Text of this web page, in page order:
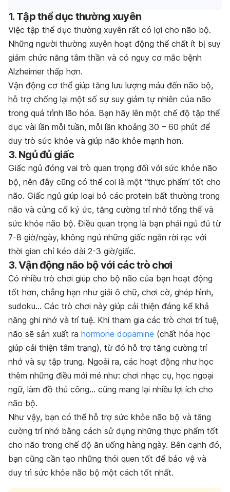
1. Tập thể dục thường xuyên
Việc tập thể dục thường xuyên rất có lợi cho não bộ.
Những người thường xuyên hoạt động thể chất ít bị suy
giảm chức năng tâm thần và có nguy cơ mắc bệnh
Alzheimer thấp hơn.
Vận động cơ thể giúp tăng lưu lượng máu đến não bộ,
hỗ trợ chống lại một số sự suy giảm tự nhiên của não
trong quá trình lão hóa. Bạn hãy lên một chế độ tập thể
dục vài lần mỗi tuần, mỗi lần khoảng 30 – 60 phút để
duy trò sức khỏe và giúp não khỏe mạnh hơn.
3. Ngủ đủ giấc
Giấc ngủ đóng vai trò quan trọng đối với sức khỏe não
bộ, nên đây cũng có thể coi là một “thực phẩm’ tốt cho
não. Giấc ngủ giúp loại bỏ các protein bất thường trong
não và củng cố ký ức, tăng cường trí nhớ tổng thể và
sức khỏe não bộ. Điều quan trọng là bạn phải ngủ đủ từ
7-8 giờ/ngày, không ngủ những giấc ngắn rời rạc với
thời gian chỉ kéo dài 2-3 giờ/giấc.
3. Vận động não bộ với các trò chơi
Có nhiều trò chơi giúp cho bộ não của bạn hoạt động
tốt hơn, chẳng hạn như giải ô chữ, chơi cờ, ghép hình,
sudoku… Các trò chơi này giúp cải thiện đáng kể khả
năng ghi nhớ và trí tuệ. Khi tham gia các trò chơi trí tuệ,
não sẽ sản xuất ra hormone dopamine (chất hóa học
giúp cải thiện tâm trạng), từ đó hỗ trợ tăng cường trí
nhớ và sự tập trung. Ngoài ra, các hoạt động như học
thêm những điều mới mẻ như: chơi nhạc cụ, học ngoại
ngữ, làm đồ thủ công… cũng mang lại nhiều lợi ích cho
não bộ.
Như vậy, bạn có thể hỗ trợ sức khỏe não bộ và tăng
cường trí nhớ bằng cách sử dụng những thực phẩm tốt
cho não trong chế độ ăn uống hàng ngày. Bên cạnh đó,
bạn cũng cần tạo những thói quen tốt để bảo vệ và
duy trì sức khỏe não bộ một cách tốt nhất.